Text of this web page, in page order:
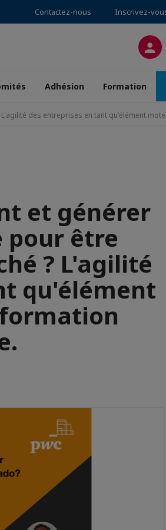
Contactez-nous Inscrivez-
Adhésion Formation
des entreprises en tant qu'élément
et générer
pour être
? L'agilité
qu'élément